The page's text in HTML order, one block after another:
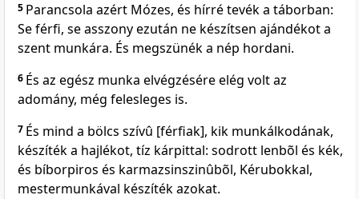
5 Parancsola azért Mózes, és hírré tevék a táborban:
Se férfi, se asszony ezután ne készítsen ajándékot a
szent munkára. És megszünék a nép hordani.
6 És az egész munka elvégzésére elég volt az
adomány, még felesleges is.
7 És mind a bölcs szívû [férfiak], kik munkálkodának,
készíték a hajlékot, tíz kárpittal: sodrott lenbõl és kék,
és bíborpiros és karmazsinszinûbõl, Kérubokkal,
mestermunkával készíték azokat.